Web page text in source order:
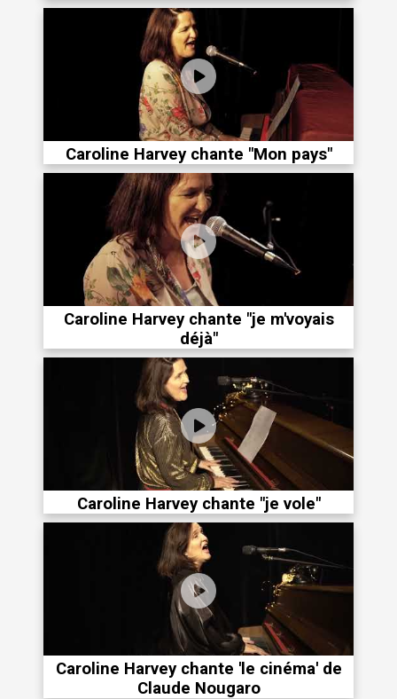
Caroline Harvey chante "Mon pays"
Caroline Harvey chante "je m'voyais
déjà"
Caroline Harvey chante "je vole"
Caroline Harvey chante 'le cinéma' de
Claude Nougaro